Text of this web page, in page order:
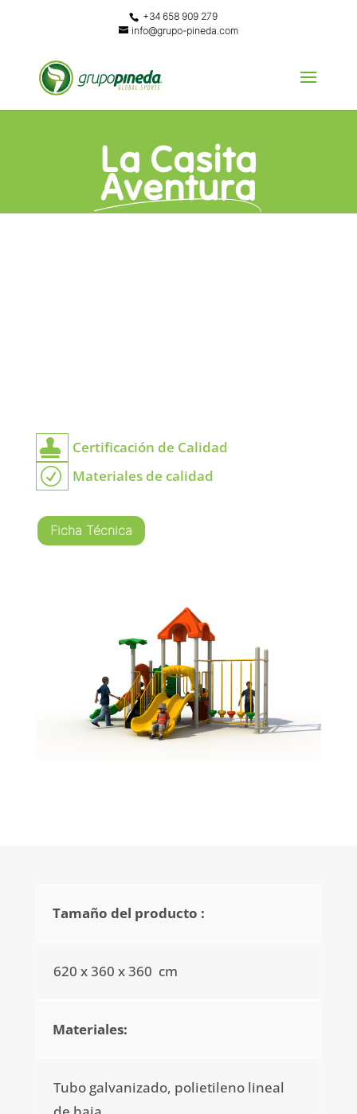
+34 658 909 279
info@grupo-pineda.com
La Casita
Aventura
 Certificación de Calidad
R Materiales de calidad
Ficha Técnica
Tamaño del producto :
620 x 360 x 360 cm
Materiales:
Tubo galvanizado, polietileno lineal